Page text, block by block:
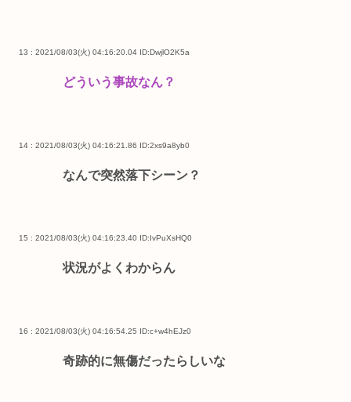
13 : 2021/08/03(火) 04:16:20.04 ID:DwjlO2K5a
どういう事故なん？
14 : 2021/08/03(火) 04:16:21.86 ID:2xs9a8yb0
なんで突然落下シーン？
15 : 2021/08/03(火) 04:16:23.40 ID:IvPuXsHQ0
状況がよくわからん
16 : 2021/08/03(火) 04:16:54.25 ID:c+w4hEJz0
奇跡的に無傷だったらしいな